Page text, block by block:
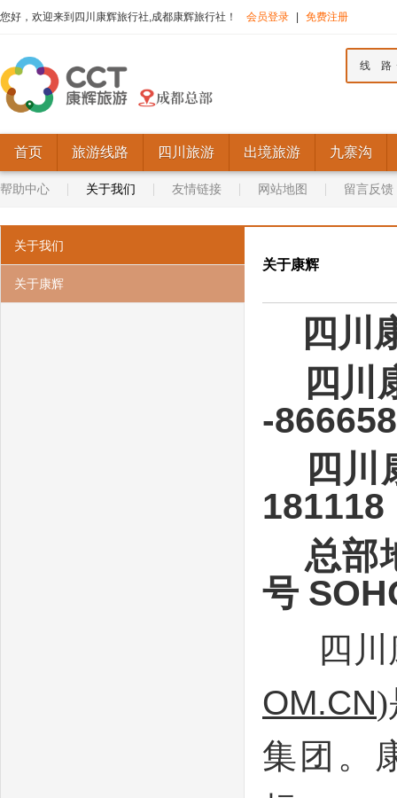
您好，欢迎来到四川康辉旅行社,成都康辉旅行社！ 会员登录 免费注册
线 路
首页 旅游线路 四川旅游 出境旅游 九寨沟
帮助中心 关于我们 友情链接 网站地图 留言反馈
关于我们
关于康辉
关于康辉
四川
四川
-
四川
181118
总部
号
四川
OM.CN)
集团。